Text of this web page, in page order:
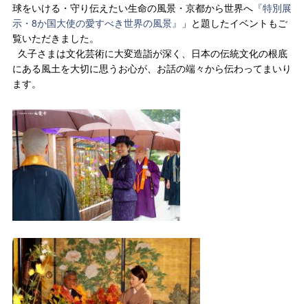
球をいける・守り伝えたい生命の風景・京都から世界へ『特別展
示・8か国大使の愛すべき世界の風景』
」と題したイベントもご
覧いただきました。
久子さまは文化芸術に大変造詣が深く、日本の伝統文化の根底
にある風土を大切に思うお心が、お話の端々から伝わってまいり
ます。